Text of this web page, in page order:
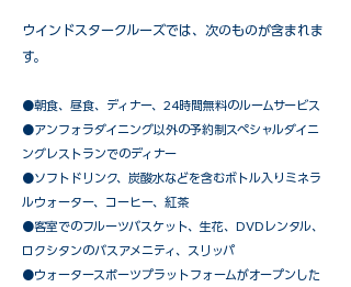
ウインドスタークルーズでは、次のものが含まれま
す。
●朝食、昼食、ディナー、24時間無料のルームサービス
​●アンフォラダイニング以外の予約制スペシャルダイニ
ングレストランでのディナー
●ソフトドリンク、炭酸水などを含むボトル入りミネラ
ルウォーター、コーヒー、紅茶
●客室でのフルーツバスケット、生花、DVDレンタル、
ロクシタンのバスアメニティ、スリッパ
●ウォータースポーツプラットフォームがオープンした